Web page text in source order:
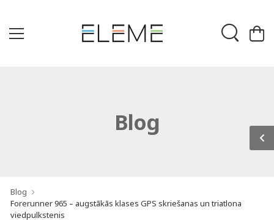
Blog
Blog
Forerunner 965 – augstākās klases GPS skriešanas un triatlona
viedpulkstenis